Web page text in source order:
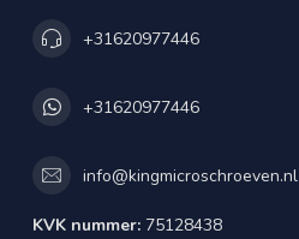
+31620977446
+31620977446
info@kingmicroschroeven.nl
KVK nummer: 75128438